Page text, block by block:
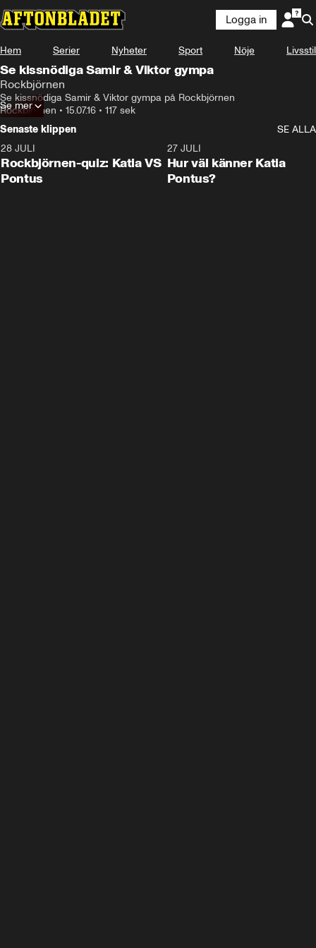
Logga in
Hem Serier Nyheter Sport Nöje Livsstil
Se kissnödiga Samir & Viktor gympa
Rockbjörnen
Se kissnödiga Samir & Viktor gympa på Rockbjörnen
Rockbjörnen • 15.07.16 • 117 sek
Se mer
Senaste klippen
SE ALLA
28 JULI
Rockbjörnen-quiz: Katia VS
Pontus
27 JULI
Hur väl känner Katia
Pontus?